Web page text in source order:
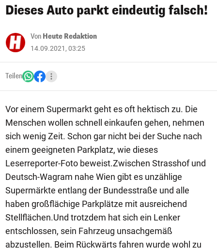
Dieses Auto parkt eindeutig falsch!
Von Heute Redaktion
14.09.2021, 03:25
Teilen
Vor einem Supermarkt geht es oft hektisch zu. Die
Menschen wollen schnell einkaufen gehen, nehmen
sich wenig Zeit. Schon gar nicht bei der Suche nach
einem geeigneten Parkplatz, wie dieses
Leserreporter-Foto beweist.Zwischen Strasshof und
Deutsch-Wagram nahe Wien gibt es unzählige
Supermärkte entlang der Bundesstraße und alle
haben großflächige Parkplätze mit ausreichend
Stellflächen.Und trotzdem hat sich ein Lenker
entschlossen, sein Fahrzeug unsachgemäß
abzustellen. Beim Rückwärts fahren wurde wohl zu